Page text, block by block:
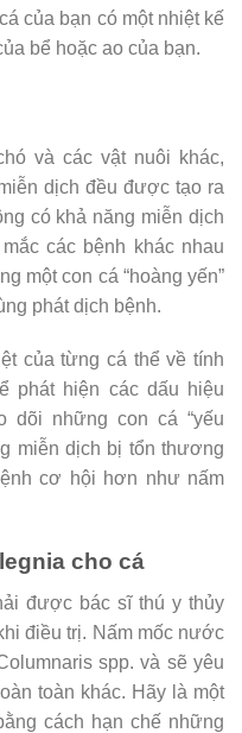
của bạn có một nhiệt kế
bể hoặc ao của bạn.
và các vật nuôi khác,
dịch đều được tạo ra
có khả năng miễn dịch
các bệnh khác nhau
một con cá “hoàng yến”
phát dịch bệnh.
của từng cá thể về tính
phát hiện các dấu hiệu
dõi những con cá “yếu
miễn dịch bị tổn thương
cơ hội hơn như nấm
cho cá
được bác sĩ thú y thủy
điều trị. Nấm mốc nước
spp. và sẽ yêu
toàn khác. Hãy là một
cách hạn chế những